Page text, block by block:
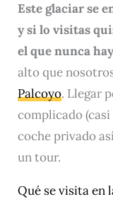
Este glaciar se
y si lo visitas
el que nunca
alto que
Palcoyo. Llegar
complicado
coche privado
un tour.
Qué se visita en